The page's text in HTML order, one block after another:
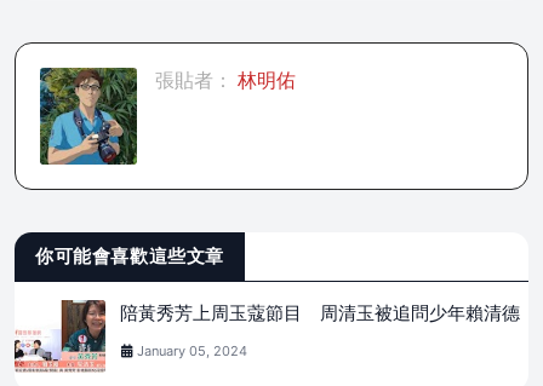
張貼者： 林明佑
你可能會喜歡這些文章
陪黃秀芳上周玉蔻節目 周清玉被追問少年賴清德
January 05, 2024